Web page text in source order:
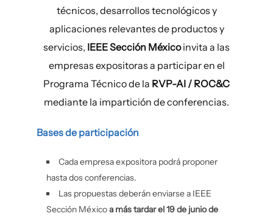
técnicos, desarrollos tecnológicos y
aplicaciones relevantes de productos y
servicios, IEEE Sección Méxicoinvita a las
empresas expositoras a participar en el
Programa Técnico de la RVP-AI / ROC&C
mediante la impartición de conferencias.
Bases de participación
Cada empresa expositora podrá proponer
hasta dos conferencias.
Las propuestas deberán enviarse a IEEE
Sección Méxicoa más tardar el 19 de junio de